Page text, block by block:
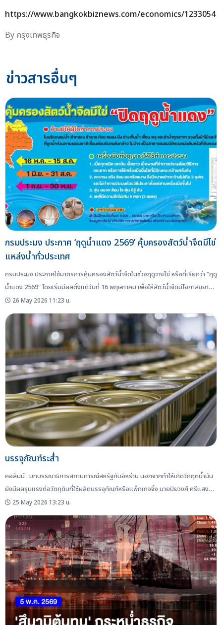
https://www.bangkokbiznews.com/economics/1233054
By กรุงเทพธุรกิจ
ข่าวสารอื่นๆ
กรมประมง ประกาศ ‘ฤดูน้ำแดง 2569’ คุ้มครองสัตว์น้ำจืดมีไข่
แหล่งน้ำทั่วประเทศ
กรมประมง ประกาศใช้มาตรการคุ้มครองสัตว์น้ำจืดในช่วงฤดูวางไข่ หรือที่เรียกว่า “ฤดู
น้ำแดง 2569″ โดยเริ่มมีผลตั้งแต่วันที่ 16 พฤษภาคม เพื่อให้สัตว์น้ำจืดมีโอกาสขยาย
พันธุ์และเพิ่มจำนวนในแหล่งน้ำธรรมชาติทั่วประเทศ ฤดูน้ำแดงคืออะไร ฤดูน้ำแดง คือ
ช่วงต้นฤดูฝนที่ระดับน้ำในแม่น้ำ ลำคลอง และแหล่งน้ำธรรมชาติเพิ่มสูงขึ้น ทำให้น้ำมีสี
ขุ่นแดงจากตะกอนดิน ซึ่งเป็นช่วงที่ปลาน้ำจืด จำนวนมากเริ่มผสมพันธุ์ วางไข่ และ
เลี้ยงตัวอ่อน ผลศึกษาพบปลาวางไข่มากที่สุดช่วงพฤษภาคม–สิงหาคม จากการ
ประเมินผลในปี 2568...
26 May 2026 11:23 น.
บรรจุภัณฑ์ระส่ำ
คอลัมน์ : บทบรรณาธิการสถานการณ์สหรัฐกับอิหร่าน นอกจากทำให้เกิดวิกฤตน้ำมัน
ยังมีผลรุนแรงต่อวัตถุดิบที่ใช้ผลิตบรรจุภัณฑ์หรือแพ็กเกจจิ้ง นายปิยวงศ์ ศรีแสง
นาม เลขาธิการสมาคมผู้ผลิตอาหารสำเร็จรูป (TFPA) เผยว่า ท่ามกลางแรงกดดันด้าน
ต้นทุนบรรจุภัณฑ์ ผู้ประกอบการอาหารหลายรายเริ่มมองหาแหล่งผลิตใหม่ โดยเฉพาะ
จากจีน เนื่องจากบางกรณีสามารถส่งมอบสินค้าได้เร็วกว่า ราคาถูกกว่า และมีความ
ยืดหยุ่นด้านการผลิตมากกว่าผู้ผลิตในประเทศ ทั้งนี้ เป็นผลมาจากผู้ผลิตบรรจุภัณฑ์ใน
ประเทศบางรายกำหนดขั้นต่ำการผลิตค่อนข้างสูง เช่น ต้องสั่งผลิตตั้งแต่...
25 May 2026 13:23 น.